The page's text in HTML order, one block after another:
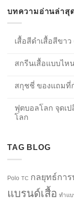
บทความอ่านล่าสุ
เสื้อสีดำเสื้อสีขา
สกรีนเสื้อแบบไห
สกุชชี่ ของแถมที่
ฟุตบอลโลก จุดเ
โลก
TAG BLOG
Polo TC กลยุทธ์กา
แบรนด์เสื้อ ทำแบ